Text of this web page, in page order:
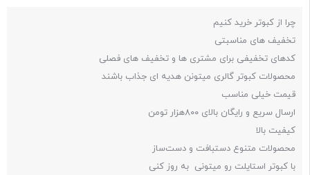
چرا از کبوتر خرید کنیم
تخفیف های مناسبتی
کدهای تخفیفی برای مشتری ها و تخفیف های فصلی
محصولات کبوتر گالری میتونن هدیه ای جذاب باشند
قیمت خیلی مناسب
ارسال سریع و رایگان بالای ۸۰۰هزار تومن
کیفیت بالا
محصولات متنوع دستبافت و دست‌ساز
با کبوتر استایلت رو میتونی به روز کنی